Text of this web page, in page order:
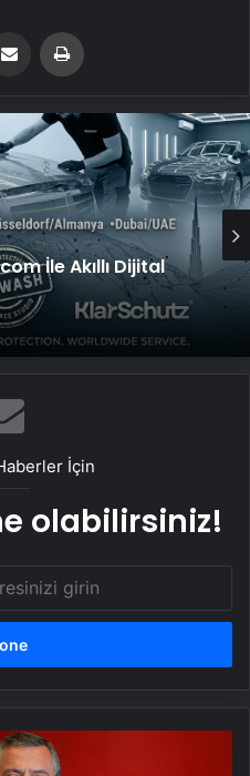
Email'den paylaş
İle Akıllı Dijital
Umre Tur
Kadar
İçin
olabilirsiniz!